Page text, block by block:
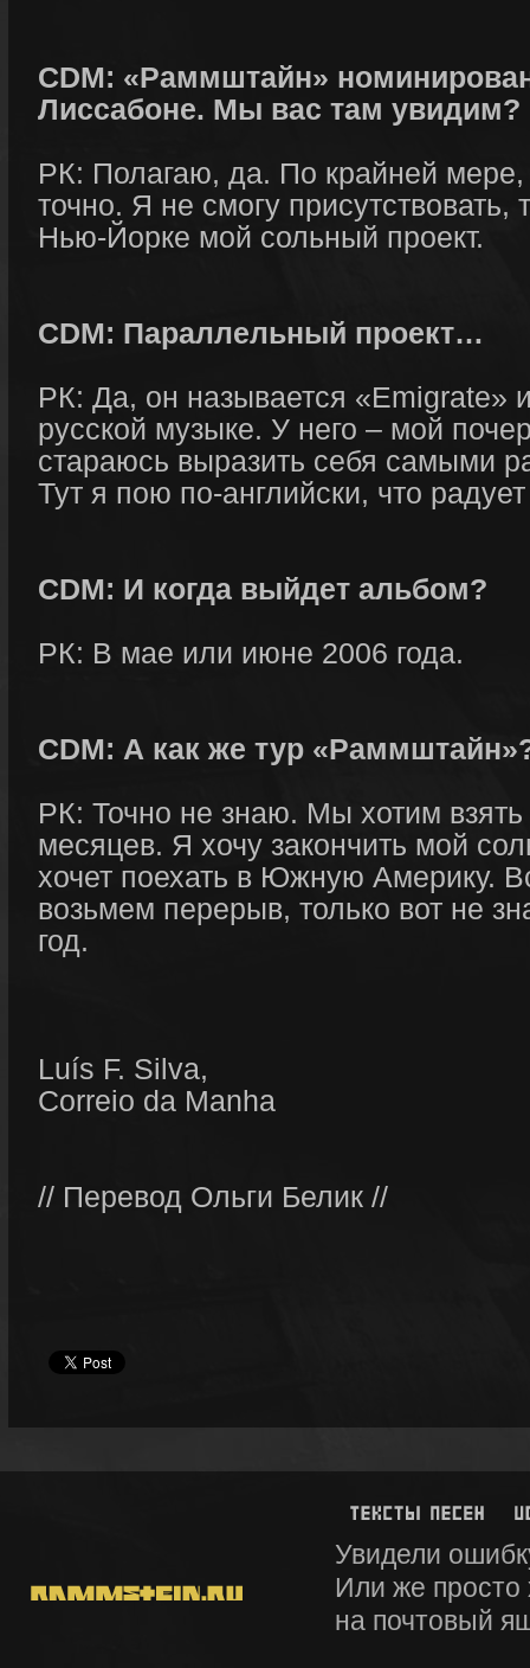
CDM: «Раммштайн»
Лиссабоне. Мы вас там увидим?
РК: Полагаю, да. По крайней мере,
точно. Я не смогу присутствовать,
Нью-Йорке мой сольный проект.
CDM: Параллельный проект…
РК: Да, он называется «Emigrate»
русской музыке. У него – мой
стараюсь выразить себя самыми
Тут я пою по-английски, что
CDM: И когда выйдет альбом?
РК: В мае или июне 2006 года.
CDM: А как же тур
РК: Точно не знаю. Мы хотим
месяцев. Я хочу закончить мой
хочет поехать в Южную Америку.
возьмем перерыв, только вот не
год.
Luís F. Silva,
Correio da Manha
// Перевод Ольги Белик //
Увидели
Или же просто
на почтовый